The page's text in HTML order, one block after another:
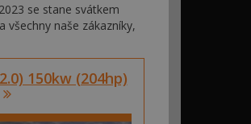
se stane svátkem
všechny naše zákazníky,
150kw (204hp)